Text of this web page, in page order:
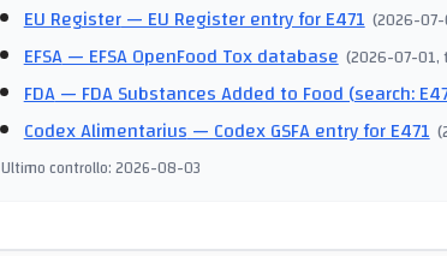
EU Register— EU Register entry for E471 (2026-
EFSA— EFSA OpenFood Tox database (2026-07-01,
FDA— FDA Substances Added to Food (search:
Codex Alimentarius— Codex GSFA entry for E471 (
Ultimo controllo:2026-08-03